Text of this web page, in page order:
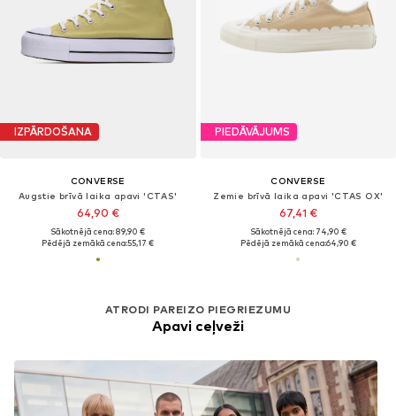
IZPĀRDOŠANA
CONVERSE
Augstie brīvā laika apavi 'CTAS'
64,90 €
Sākotnējā cena: 89,90 €
Pēdējā zemākā cena:55,17 €
PIEDĀVĀJUMS
CONVERSE
Zemie brīvā laika apavi 'CTAS OX'
67,41 €
Sākotnējā cena: 74,90 €
Pēdējā zemākā cena:64,90 €
ATRODI PAREIZO PIEGRIEZUMU
Apavi ceļveži